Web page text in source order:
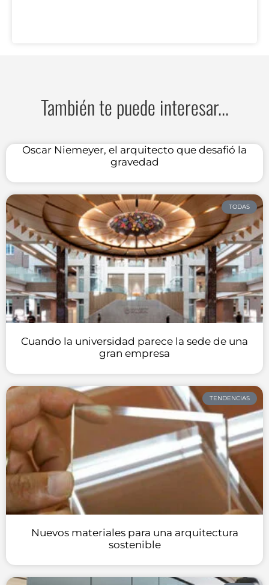
También te puede interesar...
Oscar Niemeyer, el arquitecto que desafió la
gravedad
TODAS
Cuando la universidad parece la sede de una
gran empresa
TENDENCIAS
Nuevos materiales para una arquitectura
sostenible